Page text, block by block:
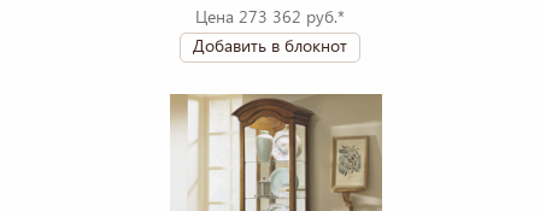
Цена 273 362 руб.*
Добавить в блокнот